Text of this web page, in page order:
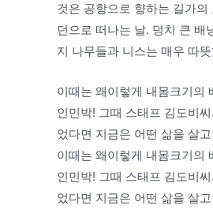
것은 공항으로 향하는 길가
던으로 떠나는 날. 덩치 큰 배
지 나무들과 니스는 매우 따
이때는 왜이렇게 내몸크기의
인민박! 그때 스태프 김도비
었다면 지금은 어떤 삶을 살
이때는 왜이렇게 내몸크기의
인민박! 그때 스태프 김도비
었다면 지금은 어떤 삶을 살